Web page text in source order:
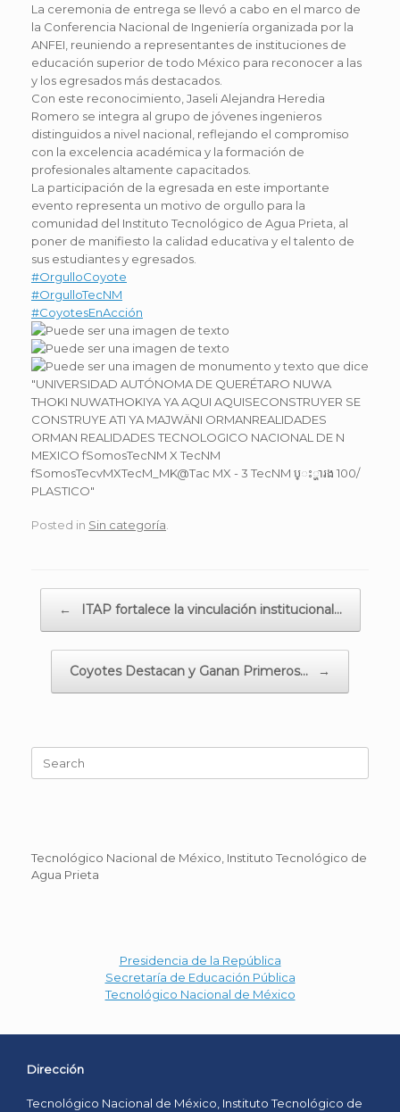
La ceremonia de entrega se llevó a cabo en el marco de
la Conferencia Nacional de Ingeniería organizada por la
ANFEI, reuniendo a representantes de instituciones de
educación superior de todo México para reconocer a las
y los egresados más destacados.
Con este reconocimiento, Jaseli Alejandra Heredia
Romero se integra al grupo de jóvenes ingenieros
distinguidos a nivel nacional, reflejando el compromiso
con la excelencia académica y la formación de
profesionales altamente capacitados.
La participación de la egresada en este importante
evento representa un motivo de orgullo para la
comunidad del Instituto Tecnológico de Agua Prieta, al
poner de manifiesto la calidad educativa y el talento de
sus estudiantes y egresados.
#OrgulloCoyote
#OrgulloTecNM
#CoyotesEnAcción
Posted in Sin categoría.
← ITAP fortalece la vinculación institucional…
Coyotes Destacan y Ganan Primeros… →
for:
Tecnológico Nacional de México, Instituto Tecnológico de
Agua Prieta
Presidencia de la República
Secretaría de Educación Pública
Tecnológico Nacional de México
Dirección
Tecnológico Nacional de México, Instituto Tecnológico de